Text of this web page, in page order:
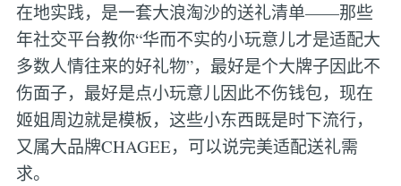
在地实践，是一套大浪淘沙的送礼清单——那些
年社交平台教你“华而不实的小玩意儿才是适配大
多数人情往来的好礼物”，最好是个大牌子因此不
伤面子，最好是点小玩意儿因此不伤钱包，现在
姬姐周边就是模板，这些小东西既是时下流行，
又属大品牌CHAGEE，可以说完美适配送礼需
求。